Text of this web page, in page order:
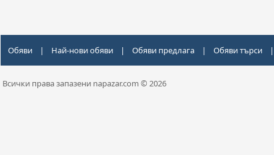
Обяви | Най-нови обяви | Обяви предлага | Обяви търси |
Всички права запазени napazar.com © 2026